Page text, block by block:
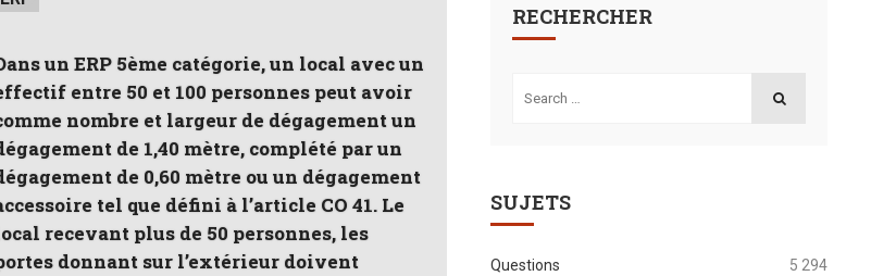
un ERP 5ème catégorie, un local avec un
entre 50 et 100 personnes peut avoir
nombre et largeur de dégagement un
de 1,40 mètre, complété par un
de 0,60 mètre ou un dégagement
tel que défini à l’article CO 41. Le
recevant plus de 50 personnes, les
donnant sur l’extérieur doivent
RECHERCHER
for:
SUJETS
Questions 5 294